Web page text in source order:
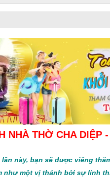
NHÀ THỜ CHA DIỆP
này, bạn sẽ được viếng
như một vị thánh bởi sự linh